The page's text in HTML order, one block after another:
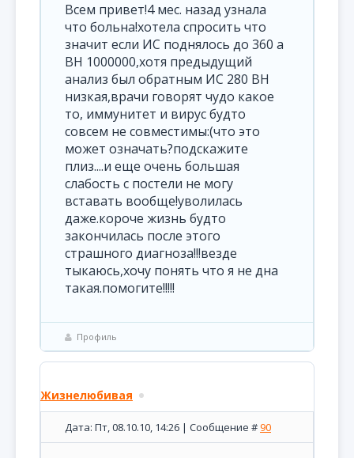
Всем привет!4 мес. назад узнала
что больна!хотела спросить что
значит если ИС поднялось до 360 а
ВН 1000000,хотя предыдущий
анализ был обратным ИС 280 ВН
низкая,врачи говорят чудо какое
то, иммунитет и вирус будто
совсем не совместимы:(что это
может означать?подскажите
плиз....и еще очень большая
слабость с постели не могу
вставать вообще!уволилась
даже.короче жизнь будто
закончилась после этого
страшного диагноза!!!везде
тыкаюсь,хочу понять что я не дна
такая.помогите!!!!!
Профиль
Жизнелюбивая
Дата: Пт, 08.10.10, 14:26 | Сообщение #90